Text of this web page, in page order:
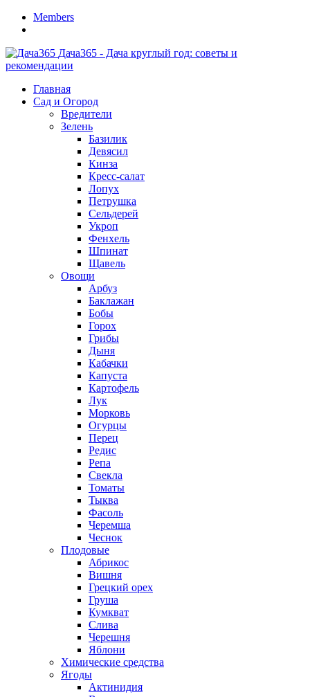
Members
Дача365 - Дача круглый год: советы и
рекомендации
Главная
Сад и Огород
Вредители
Зелень
Базилик
Девясил
Кинза
Кресс-салат
Лопух
Петрушка
Сельдерей
Укроп
Фенхель
Шпинат
Щавель
Овощи
Арбуз
Баклажан
Бобы
Горох
Грибы
Дыня
Кабачки
Капуста
Картофель
Лук
Морковь
Огурцы
Перец
Редис
Репа
Свекла
Томаты
Тыква
Фасоль
Черемша
Чеснок
Плодовые
Абрикос
Вишня
Грецкий орех
Груша
Кумкват
Слива
Черешня
Яблони
Химические средства
Ягоды
Актинидия